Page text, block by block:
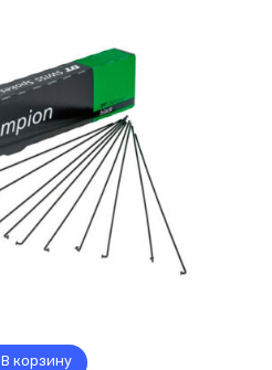
В корзину